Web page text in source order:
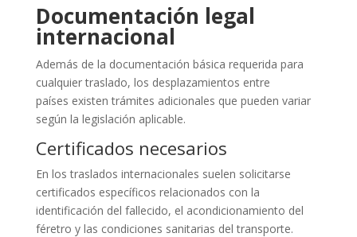
Documentación legal
internacional
Además de la documentación básica requerida para
cualquier traslado, los desplazamientos entre
países existen trámites adicionales que pueden variar
según la legislación aplicable.
Certificados necesarios
En los traslados internacionales suelen solicitarse
certificados específicos relacionados con la
identificación del fallecido, el acondicionamiento del
féretro y las condiciones sanitarias del transporte.